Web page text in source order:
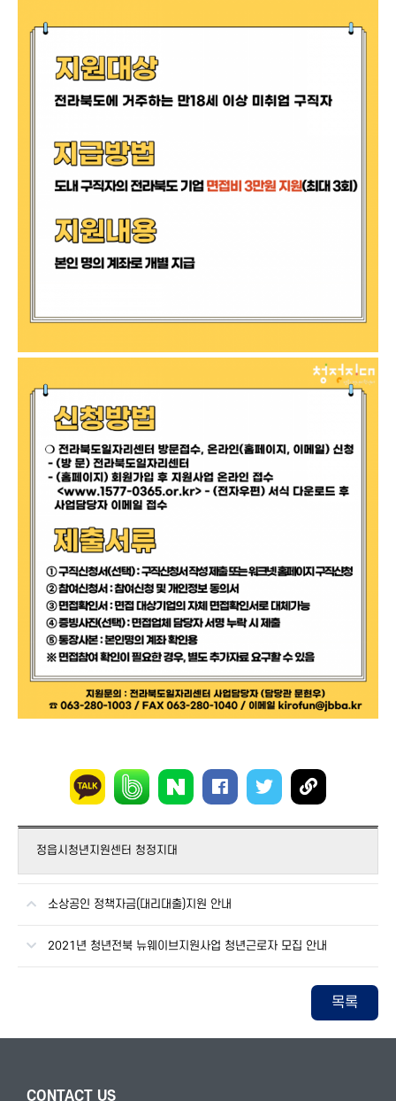
정읍시청년지원센터 청정지대
소상공인 정책자금(대리대출)지원 안내
2021년 청년전북 뉴웨이브지원사업 청년근로자 모집 안내
목록
CONTACT US